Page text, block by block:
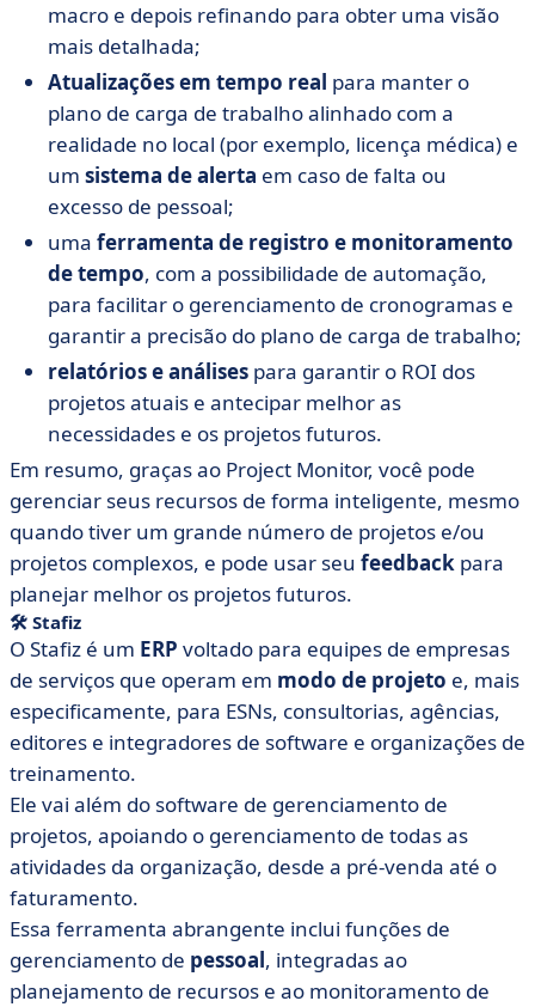
macro e depois refinando para obter uma visão
mais detalhada;
Atualizações em tempo real para manter o
plano de carga de trabalho alinhado com a
realidade no local (por exemplo, licença médica) e
um sistema de alerta em caso de falta ou
excesso de pessoal;
uma ferramenta de registro e monitoramento
de tempo, com a possibilidade de automação,
para facilitar o gerenciamento de cronogramas e
garantir a precisão do plano de carga de trabalho;
relatórios e análises para garantir o ROI dos
projetos atuais e antecipar melhor as
necessidades e os projetos futuros.
Em resumo, graças ao Project Monitor, você pode
gerenciar seus recursos de forma inteligente, mesmo
quando tiver um grande número de projetos e/ou
projetos complexos, e pode usar seu feedback para
planejar melhor os projetos futuros.
🛠 Stafiz
O Stafiz é um ERP voltado para equipes de empresas
de serviços que operam em modo de projeto e, mais
especificamente, para ESNs, consultorias, agências,
editores e integradores de software e organizações de
treinamento.
Ele vai além do software de gerenciamento de
projetos, apoiando o gerenciamento de todas as
atividades da organização, desde a pré-venda até o
faturamento.
Essa ferramenta abrangente inclui funções de
gerenciamento de pessoal, integradas ao
planejamento de recursos e ao monitoramento de